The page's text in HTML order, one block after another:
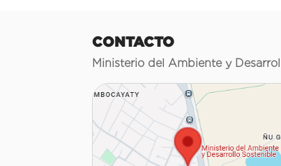
CONTACTO
Ministerio del Ambiente y